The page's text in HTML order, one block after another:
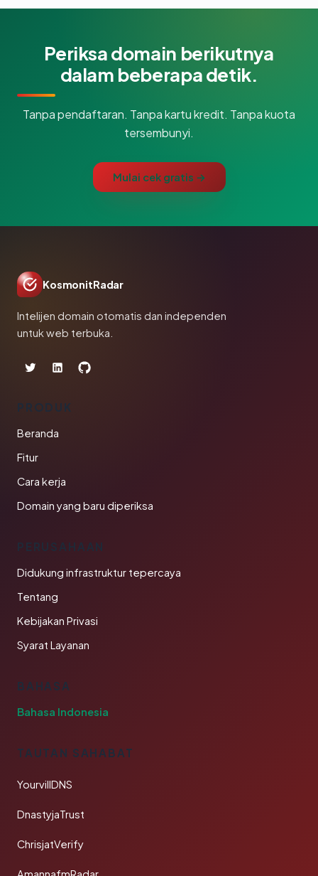
Periksa domain berikutnya
dalam beberapa detik.
Tanpa pendaftaran. Tanpa kartu kredit. Tanpa kuota
tersembunyi.
Mulai cek gratis →
KosmonitRadar
Intelijen domain otomatis dan independen
untuk web terbuka.
PRODUK
Beranda
Fitur
Cara kerja
Domain yang baru diperiksa
PERUSAHAAN
Didukung infrastruktur tepercaya
Tentang
Kebijakan Privasi
Syarat Layanan
BAHASA
Bahasa Indonesia
TAUTAN SAHABAT
YourvillDNS
DnastyjaTrust
ChrisjatVerify